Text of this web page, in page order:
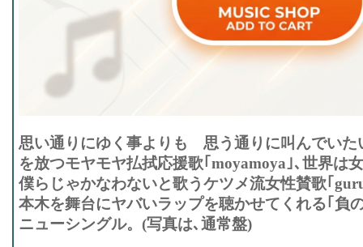
思い通りにゆく事よりも 思う通りに叫んでいた
を放つモヤモヤ払拭応援歌｢moyamoya｣､世界は
僕らじゃかなわないと歌うケツメ流女性賛歌｢
本木を舞台にヤバいラップを聴かせてくれる｢負
ニューシングル。(写真は､通常盤)